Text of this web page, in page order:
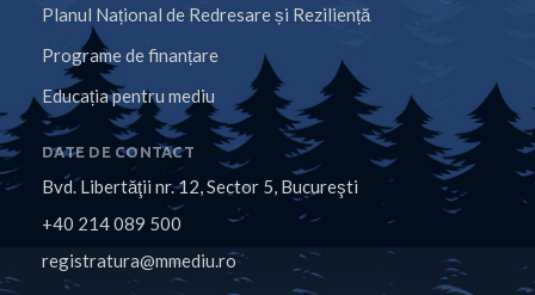
Planul Național de Redresare și Reziliență
Programe de finanțare
Educația pentru mediu
DATE DE CONTACT
Bvd. Libertăţii nr. 12, Sector 5, Bucureşti
+40 214 089 500
registratura@mmediu.ro